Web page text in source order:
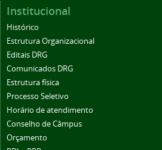
Institucional
Histórico
Estrutura Organizacional
Editais DRG
Comunicados DRG
Estrutura física
Processo Seletivo
Horário de atendimento
Conselho de Câmpus
Orçamento